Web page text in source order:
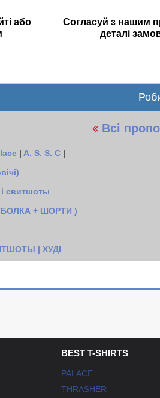
або
Согласуй з нашим
деталі
Всі
| A. S. S. C |
)
і свитшоты
+ ШОРТИ )
| ХУДІ
BEST T-SHIRTS
PALACE
THRASHER